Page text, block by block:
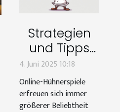
Strategien
und Tipps
für Online-
Hühnerspiele
4. Juni 2025 10:18
Online-Hühnerspiele
erfreuen sich immer
größerer Beliebtheit